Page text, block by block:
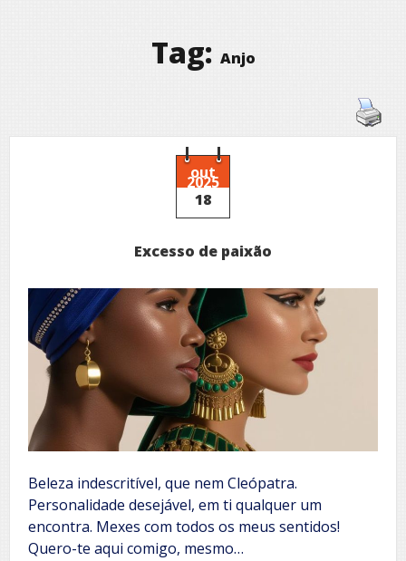
Tag: Anjo
out
2025
18
Excesso de paixão
Beleza indescritível, que nem Cleópatra.
Personalidade desejável, em ti qualquer um
encontra. Mexes com todos os meus sentidos!
Quero-te aqui comigo, mesmo…